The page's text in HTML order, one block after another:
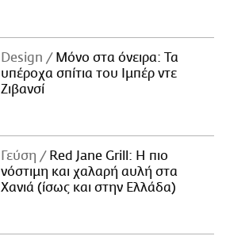
Design
Μόνο στα όνειρα: Τα
υπέροχα σπίτια του Ιμπέρ ντε
Ζιβανσί
Γεύση
Red Jane Grill: Η πιο
νόστιμη και χαλαρή αυλή στα
Χανιά (ίσως και στην Ελλάδα)